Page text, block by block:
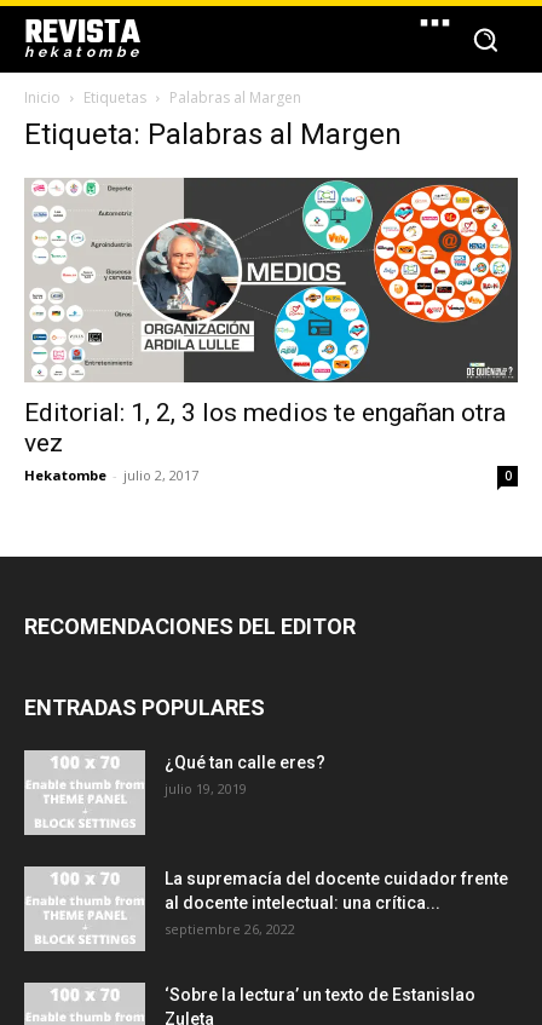
REVISTA
hekatombe
Inicio Etiquetas Palabras al Margen
Etiqueta: Palabras al Margen
Editorial: 1, 2, 3 los medios te engañan otra
vez
Hekatombe - julio 2, 2017 0
RECOMENDACIONES DEL EDITOR
ENTRADAS POPULARES
¿Qué tan calle eres?
julio 19, 2019
La supremacía del docente cuidador frente
al docente intelectual: una crítica...
septiembre 26, 2022
‘Sobre la lectura’ un texto de Estanislao
Zuleta